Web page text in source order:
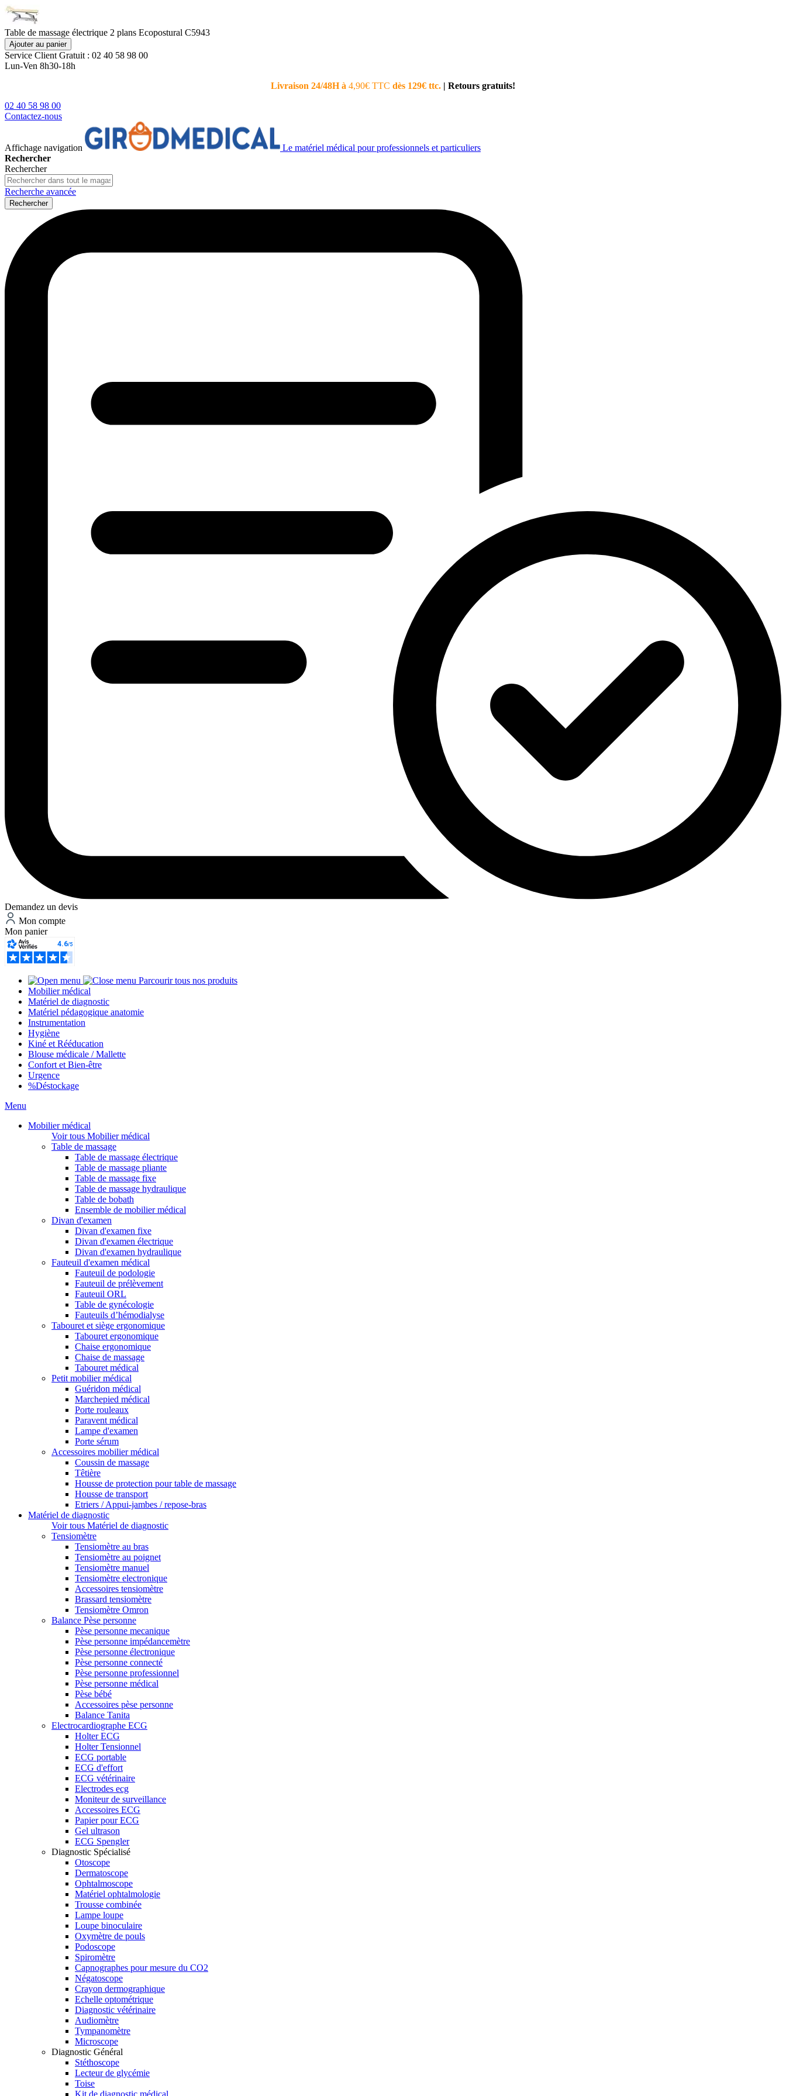
Table de massage électrique 2 plans Ecopostural C5943
Ajouter au panier
Service Client Gratuit : 02 40 58 98 00
Lun-Ven 8h30-18h
Livraison 24/48H à 4,90€ TTC dès 129€ ttc. | Retours gratuits!
02 40 58 98 00
Contactez-nous
Affichage navigation
Le matériel médical pour professionnels et particuliers
Rechercher
Rechercher
Recherche avancée
Rechercher
Demandez un devis
Mon compte
Mon panier
Parcourir tous nos produits
Mobilier médical
Matériel de diagnostic
Matériel pédagogique anatomie
Instrumentation
Hygiène
Kiné et Rééducation
Blouse médicale / Mallette
Confort et Bien-être
Urgence
%Déstockage
Menu
Mobilier médical
Voir tous Mobilier médical
Table de massage
Table de massage électrique
Table de massage pliante
Table de massage fixe
Table de massage hydraulique
Table de bobath
Ensemble de mobilier médical
Divan d'examen
Divan d'examen fixe
Divan d'examen électrique
Divan d'examen hydraulique
Fauteuil d'examen médical
Fauteuil de podologie
Fauteuil de prélèvement
Fauteuil ORL
Table de gynécologie
Fauteuils d’hémodialyse
Tabouret et siège ergonomique
Tabouret ergonomique
Chaise ergonomique
Chaise de massage
Tabouret médical
Petit mobilier médical
Guéridon médical
Marchepied médical
Porte rouleaux
Paravent médical
Lampe d'examen
Porte sérum
Accessoires mobilier médical
Coussin de massage
Têtière
Housse de protection pour table de massage
Housse de transport
Etriers / Appui-jambes / repose-bras
Matériel de diagnostic
Voir tous Matériel de diagnostic
Tensiomètre
Tensiomètre au bras
Tensiomètre au poignet
Tensiomètre manuel
Tensiomètre electronique
Accessoires tensiomètre
Brassard tensiomètre
Tensiomètre Omron
Balance Pèse personne
Pèse personne mecanique
Pèse personne impédancemètre
Pèse personne électronique
Pèse personne connecté
Pèse personne professionnel
Pèse personne médical
Pèse bébé
Accessoires pèse personne
Balance Tanita
Electrocardiographe ECG
Holter ECG
Holter Tensionnel
ECG portable
ECG d'effort
ECG vétérinaire
Electrodes ecg
Moniteur de surveillance
Accessoires ECG
Papier pour ECG
Gel ultrason
ECG Spengler
Diagnostic Spécialisé
Otoscope
Dermatoscope
Ophtalmoscope
Matériel ophtalmologie
Trousse combinée
Lampe loupe
Loupe binoculaire
Oxymètre de pouls
Podoscope
Spiromètre
Capnographes pour mesure du CO2
Négatoscope
Crayon dermographique
Echelle optométrique
Diagnostic vétérinaire
Audiomètre
Tympanomètre
Microscope
Diagnostic Général
Stéthoscope
Lecteur de glycémie
Toise